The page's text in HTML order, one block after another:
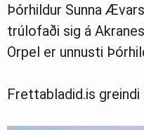
Ljósmyndasafn
Þórhildur Sunna
trúlofaði sig á
Orpel er unnusti
Frettabladid.is